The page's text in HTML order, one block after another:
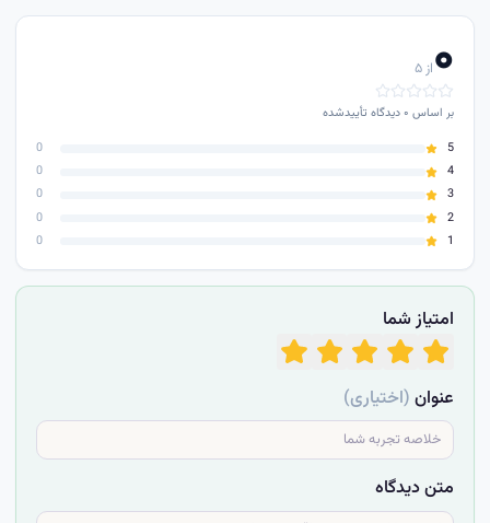
۰از ۵
بر اساس ۰دیدگاه تأییدشده
5
0
4
0
3
0
2
0
1
0
امتیاز شما
عنوان(اختیاری)
متن دیدگاه